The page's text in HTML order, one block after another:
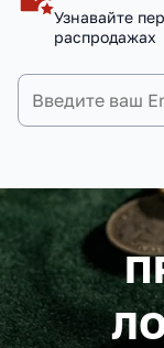
Узнавайте
распродажах